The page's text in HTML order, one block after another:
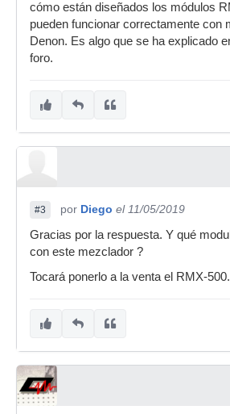
cómo están diseñados los módulos
pueden funcionar correctamente con
Denon. Es algo que se ha explicado
foro.
#3 por Diego el 11/05/2019
Gracias por la respuesta. Y qué
con este mezclador ?
Tocará ponerlo a la venta el RMX-500.